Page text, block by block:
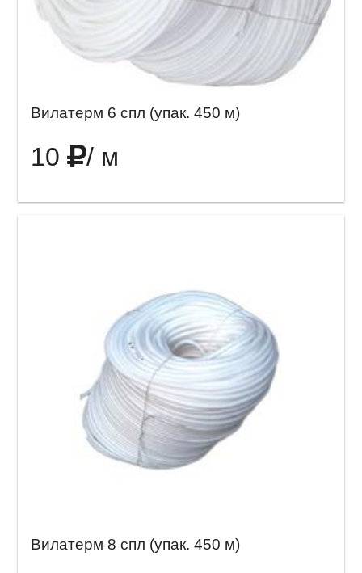
Вилатерм 6 спл (упак. 450 м)
10 / м
Вилатерм 8 спл (упак. 450 м)